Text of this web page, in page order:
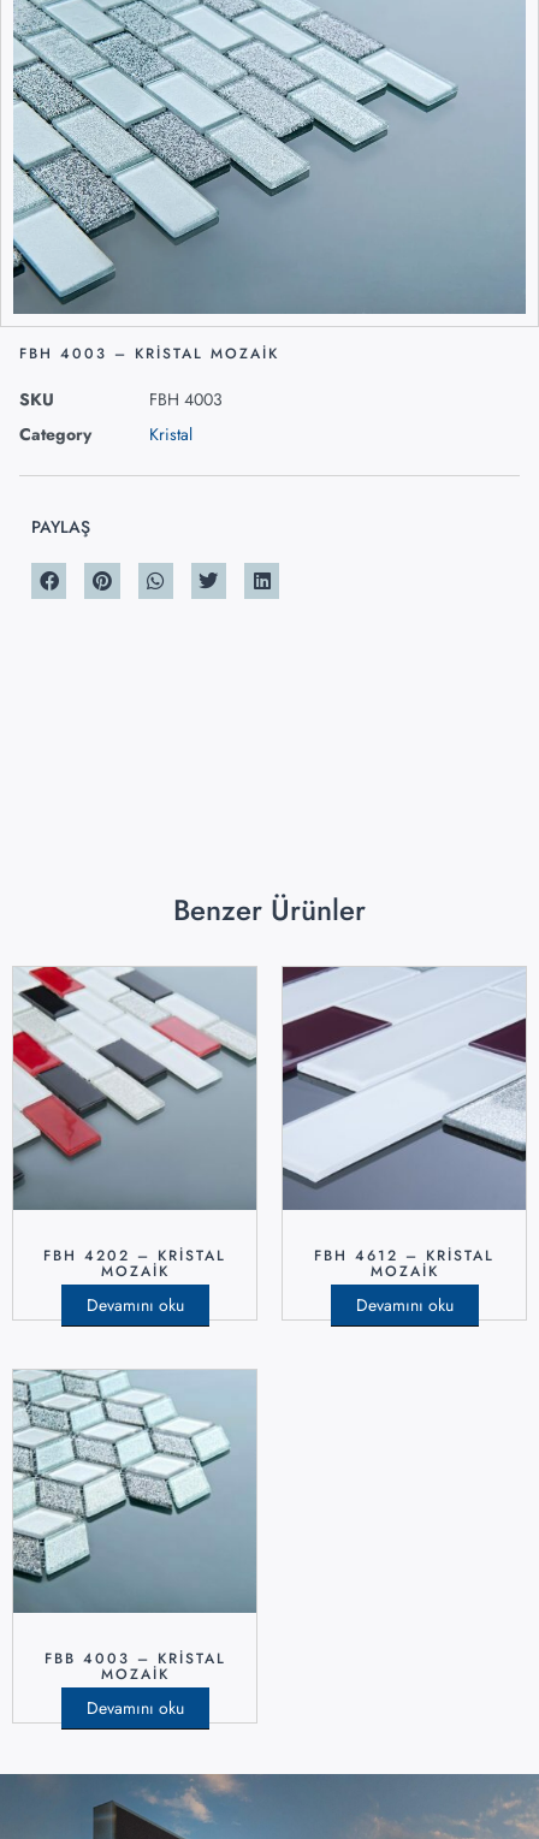
FBH 4003 – KRISTAL MOZAIK
SKU
FBH 4003
Category
Kristal
PAYLAŞ
Benzer Ürünler
FBH 4202 – KRISTAL
MOZAIK
Devamını oku
FBH 4612 – KRISTAL
MOZAIK
Devamını oku
FBB 4003 – KRISTAL
MOZAIK
Devamını oku